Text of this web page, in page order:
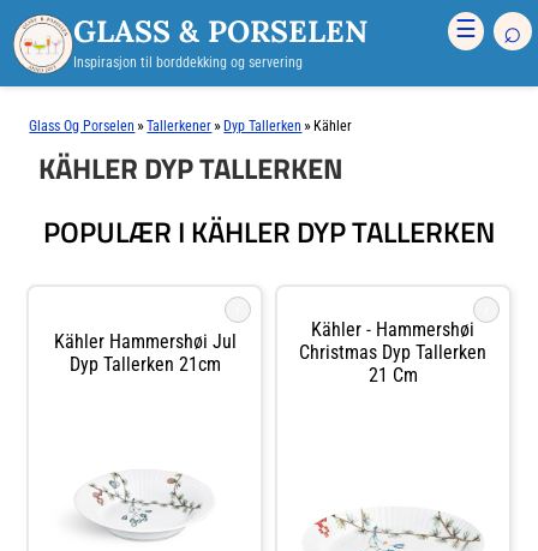
GLASS & PORSELEN
Inspirasjon til borddekking og servering
☰ ⌕
Glass Og Porselen »Tallerkener » Dyp Tallerken » Kähler
KÄHLER DYP TALLERKEN
POPULÆR I KÄHLER DYP TALLERKEN
Kähler Hammershøi Jul
Dyp Tallerken 21cm
Kähler - Hammershøi
Christmas Dyp Tallerken
21 Cm